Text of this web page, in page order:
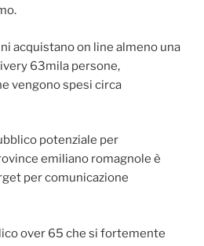
acquistano on line almeno una
63mila persone,
vengono spesi circa
potenziale per
emiliano romagnole è
per comunicazione
over 65 che si fortemente